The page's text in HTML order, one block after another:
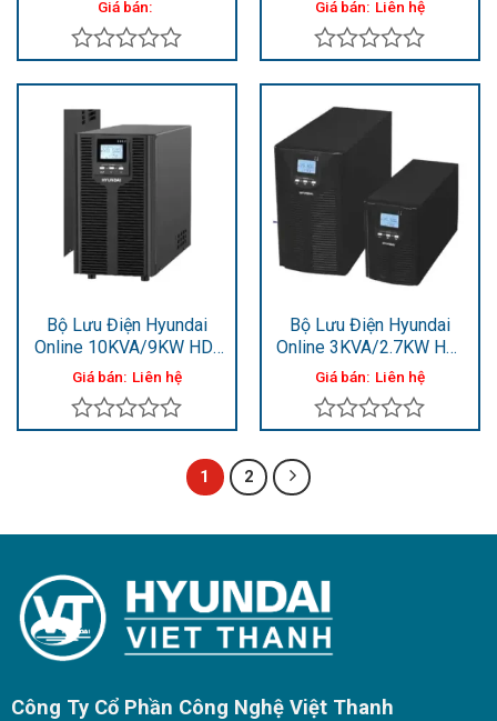
xếp
hạng
0
5
sao
Giá bán:
xếp
hạng
5
sao
Giá bán: Liên hệ
Bộ Lưu Điện Hyundai
Online 10KVA/9KW HD-
10KS
5
Giá bán: Liên hệ
Bộ Lưu Điện Hyundai
Online 3KVA/2.7KW HD-
3KT9
5
Giá bán: Liên hệ
1 2
Công Ty Cổ Phần Công Nghệ Việt Thanh